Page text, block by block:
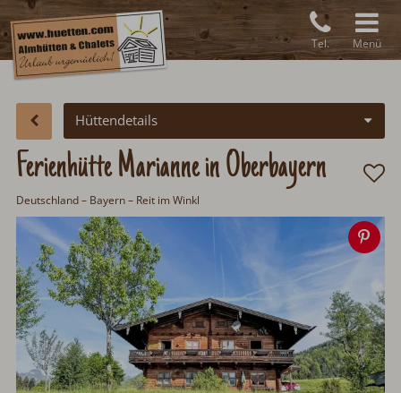
Tel. Menü
Hüttendetails
Ferienhütte Marianne in Oberbayern
Deutschland– Bayern – Reit im Winkl